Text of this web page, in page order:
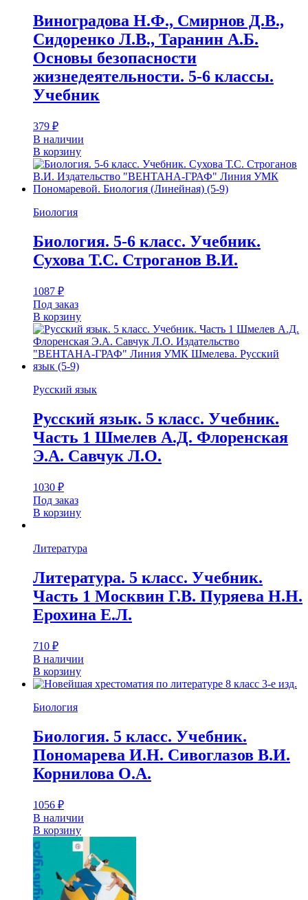
Виноградова Н.Ф., Смирнов Д.В.,
Сидоренко Л.В., Таранин А.Б.
Основы безопасности
жизнедеятельности. 5-6 классы.
Учебник
379 ₽
В наличии
В корзину
Биология
Биология. 5-6 класс. Учебник.
Сухова Т.С. Строганов В.И.
1087 ₽
Под заказ
В корзину
Русский язык
Русский язык. 5 класс. Учебник.
Часть 1 Шмелев А.Д. Флоренская
Э.А. Савчук Л.О.
1030 ₽
Под заказ
В корзину
Литература
Литература. 5 класс. Учебник.
Часть 1 Москвин Г.В. Пуряева Н.Н.
Ерохина Е.Л.
710 ₽
В наличии
В корзину
Биология
Биология. 5 класс. Учебник.
Пономарева И.Н. Сивоглазов В.И.
Корнилова О.А.
1056 ₽
В наличии
В корзину